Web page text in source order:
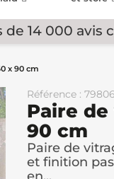
de 14 000 avis
x 90 cm
Référence : 79806
Paire
90 cm
Paire de
et finition